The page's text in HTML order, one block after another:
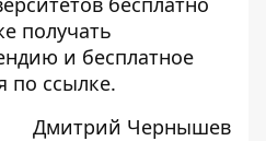
получать
и бесплатное
по ссылке.
Дмитрий Чернышев